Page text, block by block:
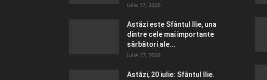
iulie 17, 2026
Astăzi este Sfântul Ilie, una
dintre cele mai importante
sărbători ale...
iulie 17, 2026
Astăzi, 20 iulie: Sfântul Ilie.